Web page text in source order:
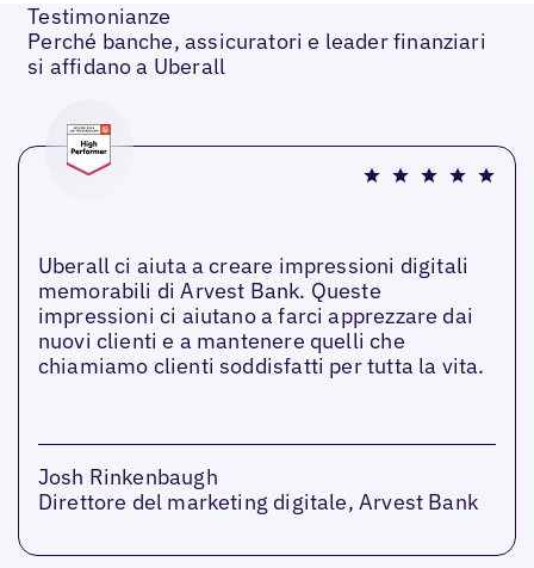
Testimonianze
Perché banche, assicuratori e leader finanziari
si affidano a Uberall
Uberall ci aiuta a creare impressioni digitali
memorabili di Arvest Bank. Queste
impressioni ci aiutano a farci apprezzare dai
nuovi clienti e a mantenere quelli che
chiamiamo clienti soddisfatti per tutta la vita.
Josh Rinkenbaugh
Direttore del marketing digitale, Arvest Bank